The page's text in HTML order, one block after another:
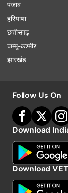
पंजाब
हरियाणा
छत्तीसगढ़
जम्मू-कश्मीर
झारखंड
Follow Us On
Download
Download